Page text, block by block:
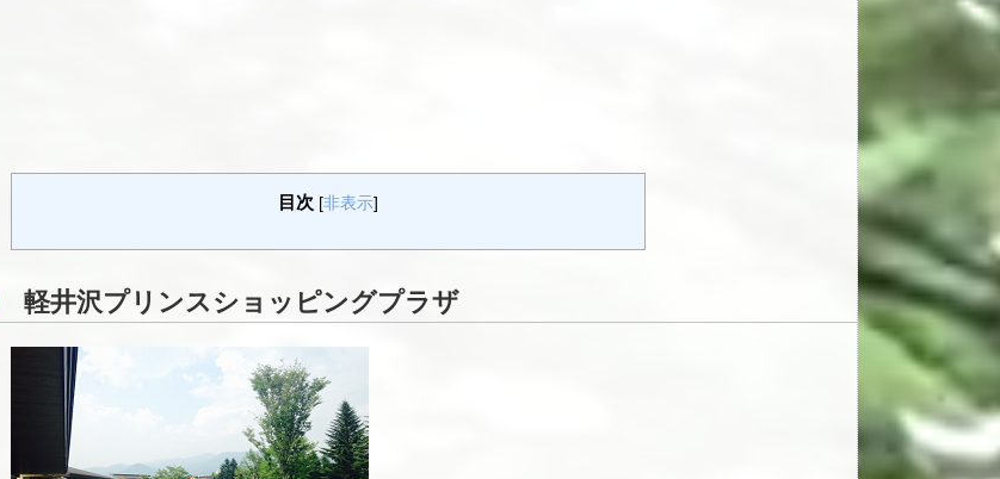
目次 [非表示]
軽井沢プリンスショッピングプラザ